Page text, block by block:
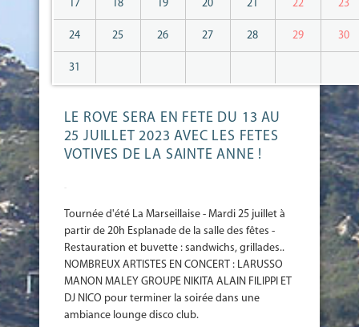
17 18 19 20 21 22 23
24 25 26 27 28 29 30
31
LE ROVE SERA EN FETE DU 13 AU
25 JUILLET 2023 AVEC LES FETES
VOTIVES DE LA SAINTE ANNE !
-
Tournée d'été La Marseillaise - Mardi 25 juillet à
partir de 20h Esplanade de la salle des fêtes -
Restauration et buvette : sandwichs, grillades..
NOMBREUX ARTISTES EN CONCERT : LARUSSO
MANON MALEY GROUPE NIKITA ALAIN FILIPPI ET
DJ NICO pour terminer la soirée dans une
ambiance lounge disco club.